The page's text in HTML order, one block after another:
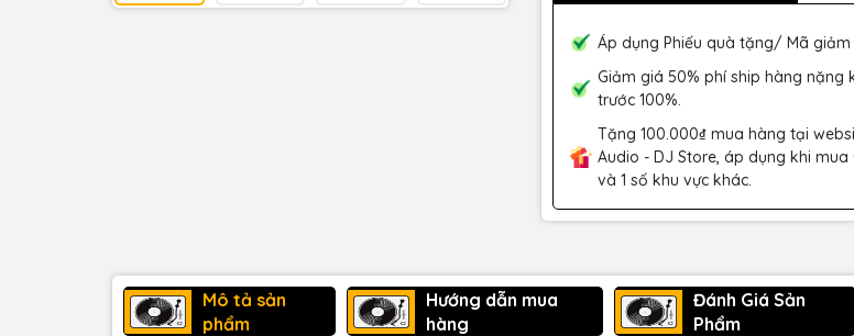
Áp dụng Phiếu quà tặng/ Mã
Giảm giá 50% phí ship hàng nặng
trước 100%.
Tặng 100.000₫ mua hàng tại
Audio - DJ Store, áp dụng khi mua
và 1 số khu vực khác.
Mô tả sản
phẩm
Hướng dẫn mua
hàng
Đánh Giá Sản
Phẩm